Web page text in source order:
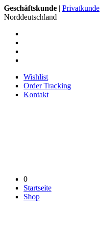
Geschäftskunde | Privatkunde
Norddeutschland
Wishlist
Order Tracking
Kontakt
0
Startseite
Shop